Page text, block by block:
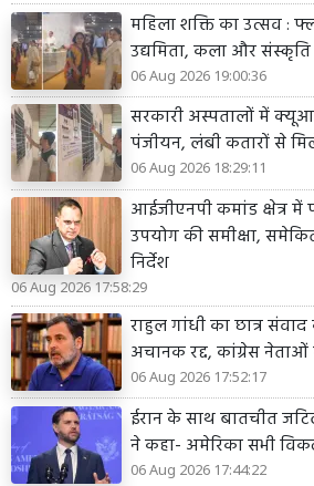
महिला शक्ति का उत्सव :
उद्यमिता, कला और
06 Aug 2026 19:00:36
सरकारी अस्पतालों में
पंजीयन, लंबी कतारों से
06 Aug 2026 18:29:11
आईजीएनपी कमांड क्षेत्र
उपयोग की समीक्षा,
निर्देश
06 Aug 2026 17:58:29
राहुल गांधी का छात्र
अचानक रद्द, कांग्रेस
06 Aug 2026 17:52:17
ईरान के साथ बातचीत
ने कहा- अमेरिका सभी
06 Aug 2026 17:44:22